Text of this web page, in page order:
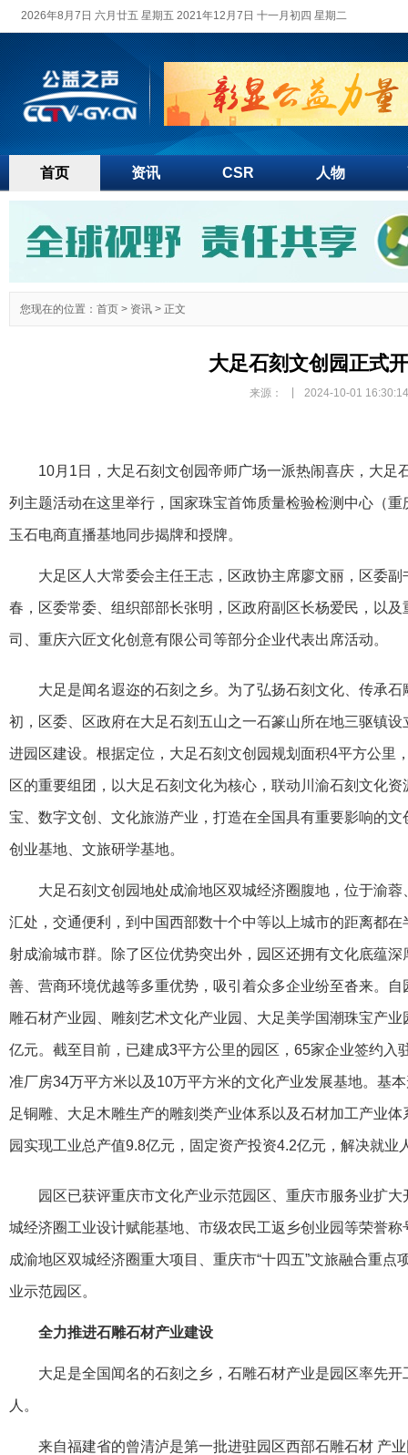
2026年8月7日 六月廿五 星期五 2021年12月7日 十一月初四 星期二
首页 资讯 CSR 人物
您现在的位置： 首页 > 资讯 > 正文
大足石刻文创园正式
来源： 2024-10-01 16:30:14
10月1日，大足石刻文创园帝师广场一派热闹喜庆，大足
列主题活动在这里举行，国家珠宝首饰质量检验检测中心（
玉石电商直播基地同步揭牌和授牌。
大足区人大常委会主任王志，区政协主席廖文丽，区委
春，区委常委、组织部部长张明，区政府副区长杨爱民，以
司、重庆六匠文化创意有限公司等部分企业代表出席活动。
大足是闻名遐迩的石刻之乡。为了弘扬石刻文化、传承
初，区委、区政府在大足石刻五山之一石篆山所在地三驱镇
进园区建设。根据定位，大足石刻文创园规划面积4平方公里
区的重要组团，以大足石刻文化为核心，联动川渝石刻文化
宝、数字文创、文化旅游产业，打造在全国具有重要影响的
创业基地、文旅研学基地。
大足石刻文创园地处成渝地区双城经济圈腹地，位于渝
汇处，交通便利，到中国西部数十个中等以上城市的距离都
射成渝城市群。除了区位优势突出外，园区还拥有文化底蕴
善、营商环境优越等多重优势，吸引着众多企业纷至沓来。
雕石材产业园、雕刻艺术文化产业园、大足美学国潮珠宝产
亿元。截至目前，已建成3平方公里的园区，65家企业签约入
准厂房34万平方米以及10万平方米的文化产业发展基地。基
足铜雕、大足木雕生产的雕刻类产业体系以及石材加工产业
园实现工业总产值9.8亿元，固定资产投资4.2亿元，解决就业
园区已获评重庆市文化产业示范园区、重庆市服务业扩
城经济圈工业设计赋能基地、市级农民工返乡创业园等荣誉
成渝地区双城经济圈重大项目、重庆市“十四五”文旅融合重点
业示范园区。
全力推进石雕石材产业建设
大足是全国闻名的石刻之乡，石雕石材产业是园区率先
人。
来自福建省的曾清泸是第一批进驻园区西部石雕石材 产